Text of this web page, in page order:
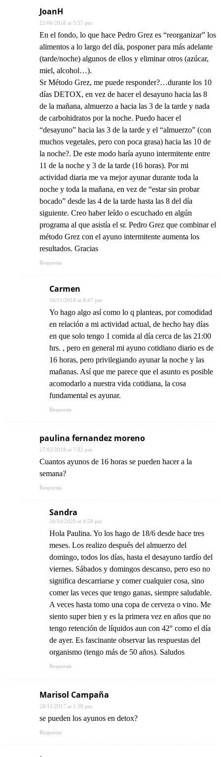
JoanH
22/06/2018 at 5:57 pm
En el fondo, lo que hace Pedro Grez es “reorganizar” los
alimentos a lo largo del día, posponer para más adelante
(tarde/noche) algunos de ellos y eliminar otros (azúcar,
miel, alcohol…).
Sr Método Grez, me puede responder?…durante los 10
días DETOX, en vez de hacer el desayuno hacia las 8
de la mañana, almuerzo a hacia las 3 de la tarde y nada
de carbohidratos por la noche. Puedo hacer el
“desayuno” hacia las 3 de la tarde y el “almuerzo” (con
muchos vegetales, pero con poca grasa) hacia las 10 de
la noche?. De este modo haría ayuno intermitente entre
11 de la noche y 3 de la tarde (16 horas). Por mi
actividad diaria me va mejor ayunar durante toda la
noche y toda la mañana, en vez de “estar sin probar
bocado” desde las 4 de la tarde hasta las 8 del día
siguiente. Creo haber leído o escuchado en algún
programa al que asistía el sr. Pedro Grez que combinar el
método Grez con el ayuno intermitente aumenta los
resultados. Gracias
Respuesta
Carmen
18/11/2018 at 8:47 pm
Yo hago algo así como lo q planteas, por comodidad
en relación a mi actividad actual, de hecho hay días
en que solo tengo 1 comida al día cerca de las 21:00
hrs. , pero en general mi ayuno cotidiano diario es de
16 horas, pero privilegiando ayunar la noche y las
mañanas. Así que me parece que el asunto es posible
acomodarlo a nuestra vida cotidiana, la cosa
fundamental es ayunar.
Respuesta
paulina fernandez moreno
27/02/2018 at 7:02 pm
Cuantos ayunos de 16 horas se pueden hacer a la
semana?
Respuesta
Sandra
20/10/2020 at 4:58 pm
Hola Paulina. Yo los hago de 18/6 desde hace tres
meses. Los realizo después del almuerzo del
domingo, todos los días, hasta el desayuno tardío del
viernes. Sábados y domingos descanso, pero eso no
significa descarriarse y comer cualquier cosa, sino
comer las veces que tengo ganas, siempre saludable.
A veces hasta tomo una copa de cerveza o vino. Me
siento super bien y es la primera vez en años que no
tengo retención de líquidos aun con 42° como el día
de ayer. Es fascinante observar las respuestas del
organismo (tengo más de 50 años). Saludos
Respuesta
Marisol Campaña
28/11/2017 at 1:50 pm
se pueden los ayunos en detox?
Respuesta